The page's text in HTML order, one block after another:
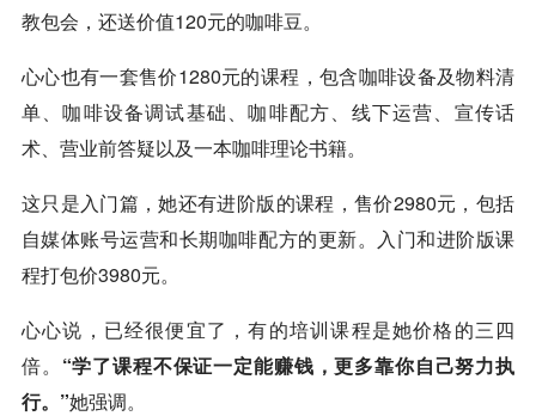
教包会，还送价值120元的咖啡豆。
心心也有一套售价1280元的课程，包含咖啡设备及物料清
单、咖啡设备调试基础、咖啡配方、线下运营、宣传话
术、营业前答疑以及一本咖啡理论书籍。
这只是入门篇，她还有进阶版的课程，售价2980元，包括
自媒体账号运营和长期咖啡配方的更新。入门和进阶版课
程打包价3980元。
心心说，已经很便宜了，有的培训课程是她价格的三四
倍。 “学了课程不保证一定能赚钱，更多靠你自己努力执
行。”她强调。